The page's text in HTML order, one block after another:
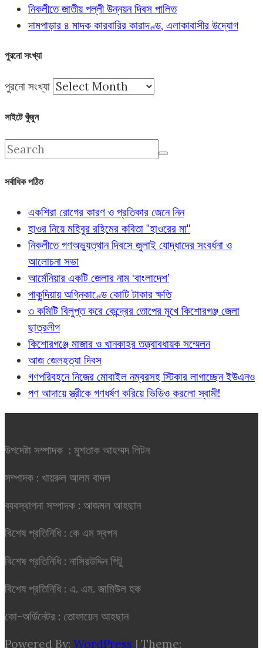
নিকলীতে জাতীয় পল্লী উন্নয়ন দিবস পালিত
দামপাড়ার ৪ মাদক কারবারির কারাদণ্ড, এলাকাবাসীর উদ্যোগ
পুরনো সংখ্যা
পুরনো সংখ্যা
সাইটে খুঁজুন
সর্বাধিক পঠিত
একশিরা রোগের কারণ ও প্রতিকার জেনে নিন
হাওর নিয়ে মহিবুর রহিমের কবিতা "হাওরের মা"
নিকলীতে গণঅভ্যুত্থান দিবসে জুলাই যোদ্ধাদের সংবর্ধনা ও
আলোচনা সভা
আর্মেনিয়ার একটি জেলার নাম ‘বাংলাদেশ’
পাকুন্দিয়ায় অগ্নিকাণ্ডে কোটি টাকার ক্ষতি
৩ কমিটি বিলুপ্ত করে কেন্দ্রের তোপের মুখে কিশোরগঞ্জ জেলা
ছাত্রলীগ
কিশোরগঞ্জে মাজার ও খানকাহর তত্ত্বাবধায়ক সম্মেলন
আজ জেলহত্যা দিবস
গণপরিবহনে নিজের মোবাইল নম্বরসহ স্টিকার লাগাচ্ছেন ইউএনও
পণ আদায়ে স্ত্রীকে গণধর্ষণ করিয়ে ভিডিও করলো স্বামী!
উপদেষ্টা সম্পাদক : মুশতাক আহম্মদ লিটন
সম্পাদক : খায়রুল আলম বাদল
ব্যবস্থাপনা সম্পাদক : আজমল আহছান
বিশেষ প্রতিনিধি : কে এম স্বপন
বিশেষ প্রতিনিধি : নাসিরউদ্দিন পিটু
বিশেষ প্রতিনিধি : এ. এম. জামিউল হক
কো-অর্ডিনেটর : তোফায়েল আহছান
Powered By: WordPress | Theme: